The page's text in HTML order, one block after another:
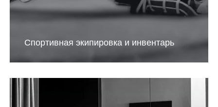
Спортивная экипировка и инвентарь